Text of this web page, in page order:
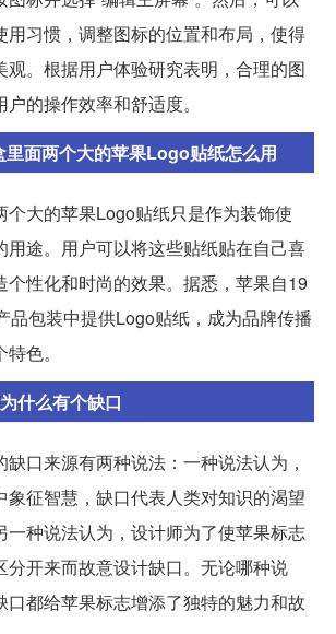
用习惯，调整图标的位置和布局，使得
观。根据用户体验研究表明，合理的图
的操作效率和舒适度。
面两个大的苹果Logo贴纸怎么用
个大的苹果Logo贴纸只是作为装饰使
用途。用户可以将这些贴纸贴在自己喜
个性化和时尚的效果。据悉，苹果自19
品包装中提供Logo贴纸，成为品牌传播
色。
什么有个缺口
口来源有两种说法：一种说法认为，
象征智慧，缺口代表人类对知识的渴望
一种说法认为，设计师为了使苹果标志
分开来而故意设计缺口。无论哪种说
口都给苹果标志增添了独特的魅力和故